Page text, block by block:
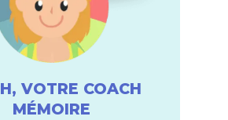
VOTRE COACH
MÉMOIRE